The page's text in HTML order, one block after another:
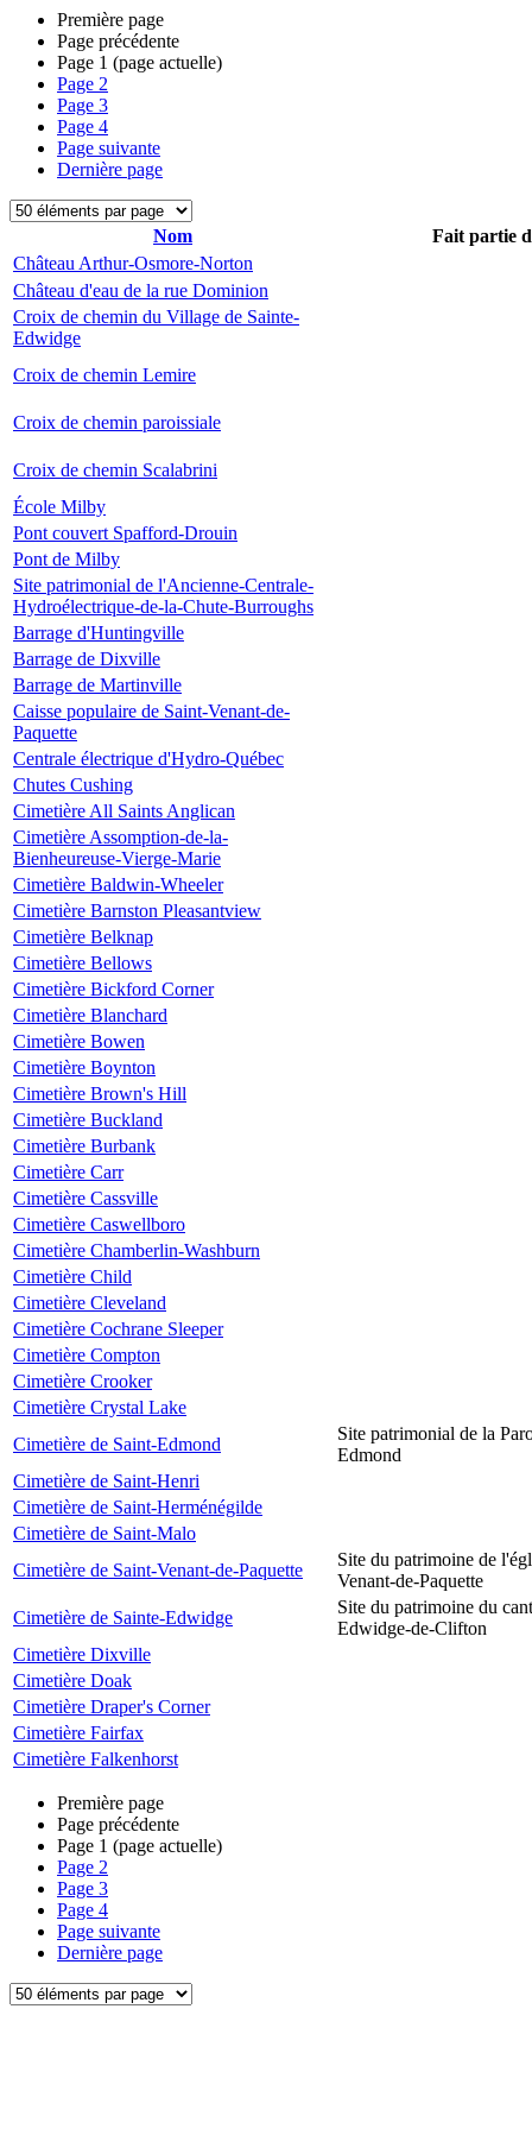
Première page
Page précédente
Page 1 (page actuelle)
Page 2
Page 3
Page 4
Page suivante
Dernière page
Nom
Fait partie
Château Arthur-Osmore-Norton
Château d'eau de la rue Dominion
Croix de chemin du Village de Sainte-
Edwidge
Croix de chemin Lemire
Croix de chemin paroissiale
Croix de chemin Scalabrini
École Milby
Pont couvert Spafford-Drouin
Pont de Milby
Site patrimonial de l'Ancienne-Centrale-
Hydroélectrique-de-la-Chute-Burroughs
Barrage d'Huntingville
Barrage de Dixville
Barrage de Martinville
Caisse populaire de Saint-Venant-de-
Paquette
Centrale électrique d'Hydro-Québec
Chutes Cushing
Cimetière All Saints Anglican
Cimetière Assomption-de-la-
Bienheureuse-Vierge-Marie
Cimetière Baldwin-Wheeler
Cimetière Barnston Pleasantview
Cimetière Belknap
Cimetière Bellows
Cimetière Bickford Corner
Cimetière Blanchard
Cimetière Bowen
Cimetière Boynton
Cimetière Brown's Hill
Cimetière Buckland
Cimetière Burbank
Cimetière Carr
Cimetière Cassville
Cimetière Caswellboro
Cimetière Chamberlin-Washburn
Cimetière Child
Cimetière Cleveland
Cimetière Cochrane Sleeper
Cimetière Compton
Cimetière Crooker
Cimetière Crystal Lake
Cimetière de Saint-Edmond
Site patrimonial de la
Edmond
Cimetière de Saint-Henri
Cimetière de Saint-Herménégilde
Cimetière de Saint-Malo
Cimetière de Saint-Venant-de-Paquette
Site du patrimoine de
Venant-de-Paquette
Cimetière de Sainte-Edwidge
Site du patrimoine du
Edwidge-de-Clifton
Cimetière Dixville
Cimetière Doak
Cimetière Draper's Corner
Cimetière Fairfax
Cimetière Falkenhorst
Première page
Page précédente
Page 1 (page actuelle)
Page 2
Page 3
Page 4
Page suivante
Dernière page